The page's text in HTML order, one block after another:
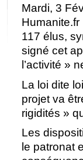
Mardi, 3
Humanite.fr
117 élus,
signé cet
l’activité »
La loi dite
projet va
rigidités »
Les
le patronat